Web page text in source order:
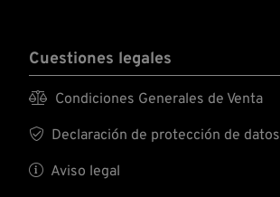
Cuestiones legales
 Condiciones Generales de Venta
 Declaración de protección de datos
 Aviso legal